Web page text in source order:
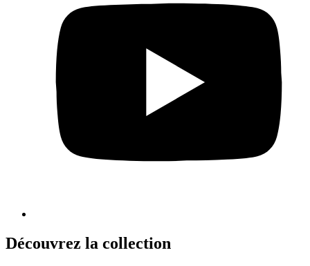
Découvrez la collection